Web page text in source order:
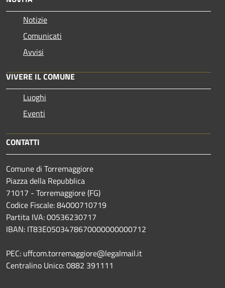
Notizie
Comunicati
Avvisi
VIVERE IL COMUNE
Luoghi
Eventi
CONTATTI
Comune di Torremaggiore
Piazza della Repubblica
71017 - Torremaggiore (FG)
Codice Fiscale: 84000710719
Partita IVA: 00536230717
IBAN: IT83E0503478670000000000712
PEC: uffcom.torremaggiore@legalmail.it
Centralino Unico: 0882 391111